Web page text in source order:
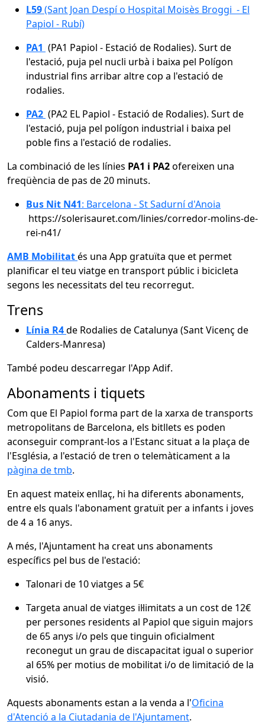
L59(Sant Joan Despí o Hospital Moisès Broggi - El
Papiol - Rubí)
PA1 (PA1 Papiol - Estació de Rodalies). Surt de
l'estació, puja pel nucli urbà i baixa pel Polígon
industrial fins arribar altre cop a l'estació de
rodalies.
PA2 (PA2 EL Papiol - Estació de Rodalies). Surt de
l'estació, puja pel polígon industrial i baixa pel
poble fins a l'estació de rodalies.
La combinació de les línies PA1 i PA2ofereixen una
freqüència de pas de 20 minuts.
Bus Nit N41: Barcelona - St Sadurní d'Anoia
https://solerisauret.com/linies/corredor-molins-de-
rei-n41/
AMB Mobilitatés una App gratuïta que et permet
planificar el teu viatge en transport públic i bicicleta
segons les necessitats del teu recorregut.
Trens
Línia R4de Rodalies de Catalunya (Sant Vicenç de
Calders-Manresa)
També podeu descarregar l'App Adif.
Abonaments i tiquets
Com que El Papiol forma part de la xarxa de transports
metropolitans de Barcelona, els bitllets es poden
aconseguir comprant-los a l'Estanc situat a la plaça de
l'Església, a l'estació de tren o telemàticament a la
pàgina de tmb.
En aquest mateix enllaç, hi ha diferents abonaments,
entre els quals l'abonament gratuït per a infants i joves
de 4 a 16 anys.
A més, l'Ajuntament ha creat uns abonaments
específics pel bus de l'estació:
Talonari de 10 viatges a 5€
Targeta anual de viatges il·limitats a un cost de 12€
per persones residents al Papiol que siguin majors
de 65 anys i/o pels que tinguin oficialment
reconegut un grau de discapacitat igual o superior
al 65% per motius de mobilitat i/o de limitació de la
visió.
Aquests abonaments estan a la venda a l'Oficina
d'Atenció a la Ciutadania de l'Ajuntament.